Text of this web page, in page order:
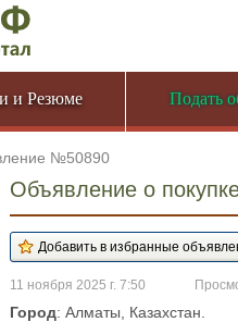
и Резюме Подать
№50890
Объявление о
11 ноября 2025 г. 7:50
Город: Алматы, Казахстан.